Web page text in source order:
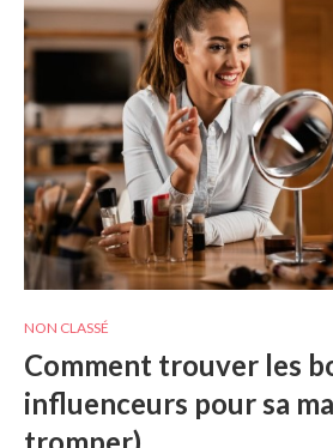
NON CLASSÉ
Comment trouver les
influenceurs pour sa